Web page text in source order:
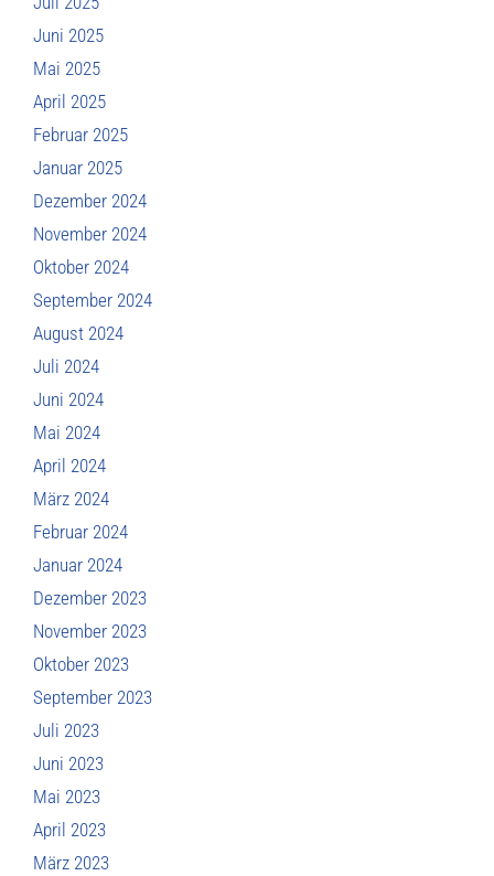
Juni 2025
Mai 2025
April 2025
Februar 2025
Januar 2025
Dezember 2024
November 2024
Oktober 2024
September 2024
August 2024
Juli 2024
Juni 2024
Mai 2024
April 2024
März 2024
Februar 2024
Januar 2024
Dezember 2023
November 2023
Oktober 2023
September 2023
Juli 2023
Juni 2023
Mai 2023
April 2023
März 2023